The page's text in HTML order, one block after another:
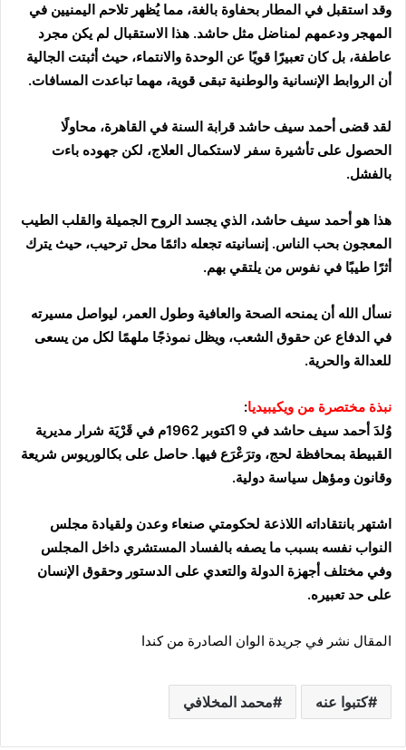
وقد استقبل في المطار بحفاوة بالغة، مما يُظهر تلاحم اليمنيين في
المهجر ودعمهم لمناضل مثل حاشد. هذا الاستقبال لم يكن مجرد
عاطفة، بل كان تعبيرًا قويًا عن الوحدة والانتماء، حيث أثبتت الجالية
أن الروابط الإنسانية والوطنية تبقى قوية، مهما تباعدت المسافات.
لقد قضى أحمد سيف حاشد قرابة السنة في القاهرة، محاولًا
الحصول على تأشيرة سفر لاستكمال العلاج، لكن جهوده باءت
بالفشل.
هذا هو أحمد سيف حاشد، الذي يجسد الروح الجميلة والقلب الطيب
المعجون بحب الناس. إنسانيته تجعله دائمًا محل ترحيب، حيث يترك
أثرًا طيبًا في نفوس من يلتقي بهم.
نسأل الله أن يمنحه الصحة والعافية وطول العمر، ليواصل مسيرته
في الدفاع عن حقوق الشعب، ويظل نموذجًا ملهمًا لكل من يسعى
للعدالة والحرية.
نبذة مختصرة من ويكيبيديا:
وُلدَ أحمد سيف حاشد في 9 اكتوبر 1962م في قَرْيَة شرار مديرية
القبيطة بمحافظة لحج، وترَعْرَع فيها. حاصل على بكالوريوس شريعة
وقانون ومؤهل سياسة دولية.
اشتهر بانتقاداته اللاذعة لحكومتي صنعاء وعدن ولقيادة مجلس
النواب نفسه بسبب ما يصفه بالفساد المستشري داخل المجلس
وفي مختلف أجهزة الدولة والتعدي على الدستور وحقوق الإنسان
على حد تعبيره.
المقال نشر في جريدة الوان الصادرة من كندا
كتبوا عنه محمد المخلافي